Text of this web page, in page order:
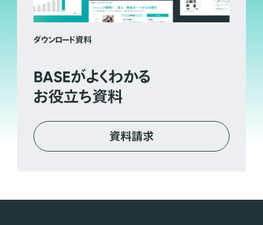
ダウンロード資料
BASEがよくわかる
お役立ち資料
資料請求